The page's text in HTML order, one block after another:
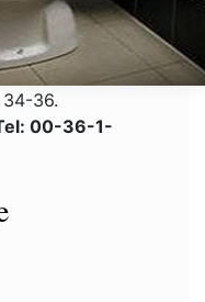
34-36.
00-36-1-